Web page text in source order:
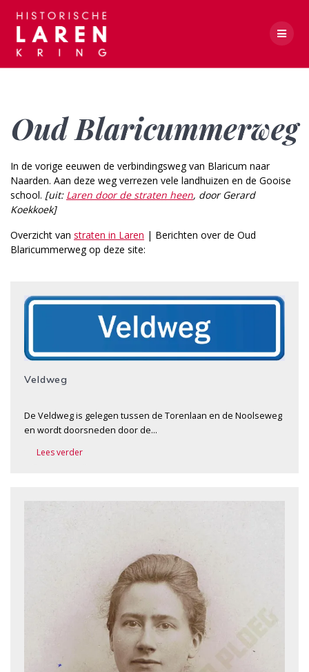
Oud Blaricummerweg
In de vorige eeuwen de verbindingsweg van Blaricum naar
Naarden. Aan deze weg verrezen vele landhuizen en de Gooise
school. [uit: Laren door de straten heen, door Gerard
Koekkoek]
Overzicht van straten in Laren | Berichten over de Oud
Blaricummerweg op deze site:
Veldweg
De Veldweg is gelegen tussen de Torenlaan en de Noolseweg
en wordt doorsneden door de…
Lees verder